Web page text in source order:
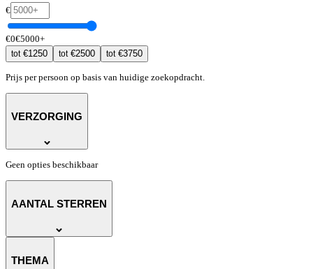
€
€0€5000+
tot€1250 tot€2500 tot€3750
Prijs per persoon op basis van huidige zoekopdracht.
VERZORGING
Geen opties beschikbaar
AANTAL STERREN
THEMA